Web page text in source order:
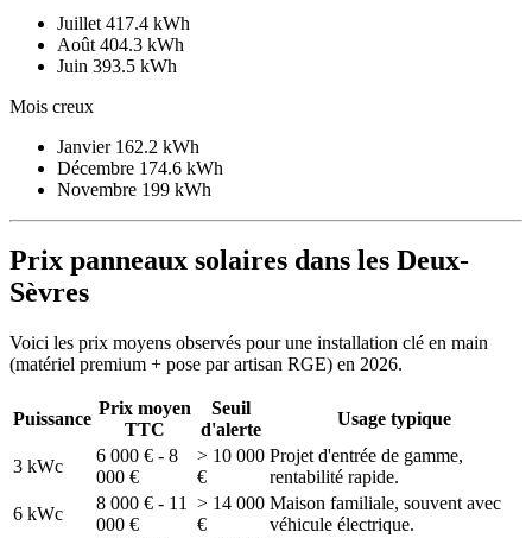
Juillet 417.4 kWh
Août 404.3 kWh
Juin 393.5 kWh
Mois creux
Janvier 162.2 kWh
Décembre 174.6 kWh
Novembre 199 kWh
Prix panneaux solaires dans les Deux-
Sèvres
Voici les prix moyens observés pour une installation clé en main
(matériel premium + pose par artisan RGE) en 2026.
Puissance
Prix moyen
TTC
Seuil
d'alerte
Usage typique
3 kWc
6 000 € - 8
000 €
> 10 000
€
Projet d'entrée de gamme,
rentabilité rapide.
6 kWc
8 000 € - 11
000 €
> 14 000
€
Maison familiale, souvent avec
véhicule électrique.